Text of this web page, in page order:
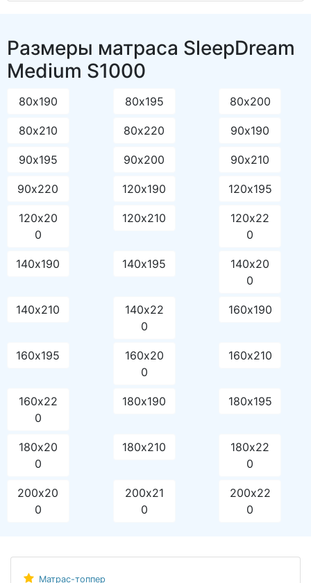
Размеры матраса SleepDream
Medium S1000
80х190 80х195 80х200
80х210 80х220 90х190
90х195 90х200 90х210
90х220 120х190 120х195
120х20
0
120х210
120х22
0
140х190 140х195
140х20
0
140х210
140х22
0
160х190
160х195
160х20
0
160х210
160х22
0
180х190 180х195
180х20
0
180х210
180х22
0
200х20
0
200х21
0
200х22
0
Матрас-топпер